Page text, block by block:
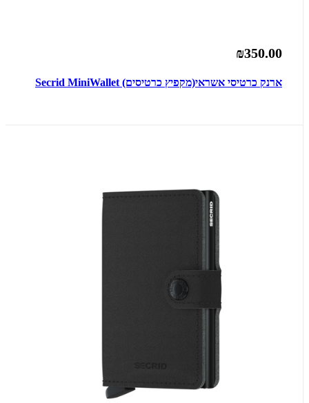
₪350.00
ארנק כרטיסי אשראי(מקפיץ כרטיסים) Secrid MiniWallet